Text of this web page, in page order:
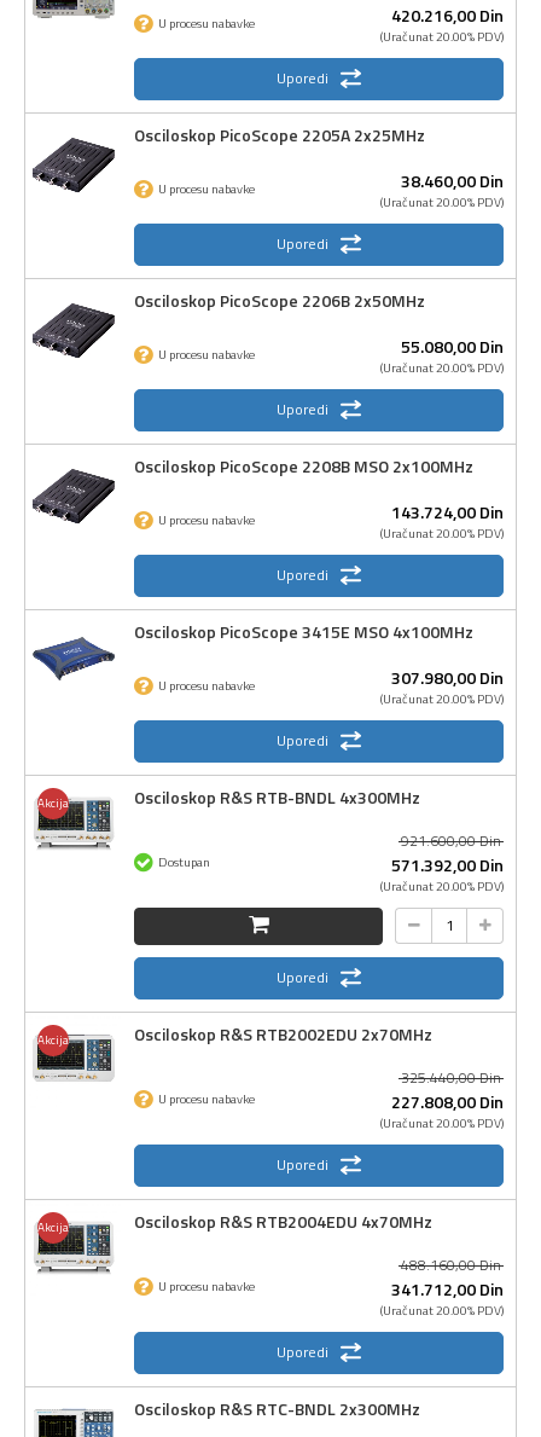
420.216,00Din
(Uračunat 20.00% PDV)
U procesu nabavke
Uporedi
Osciloskop PicoScope 2205A 2x25MHz
38.460,00Din
(Uračunat 20.00% PDV)
U procesu nabavke
Uporedi
Osciloskop PicoScope 2206B 2x50MHz
55.080,00Din
(Uračunat 20.00% PDV)
U procesu nabavke
Uporedi
Osciloskop PicoScope 2208B MSO 2x100MHz
143.724,00Din
(Uračunat 20.00% PDV)
U procesu nabavke
Uporedi
Osciloskop PicoScope 3415E MSO 4x100MHz
307.980,00Din
(Uračunat 20.00% PDV)
U procesu nabavke
Uporedi
Akcija Osciloskop R&S RTB-BNDL 4x300MHz
921.600,00Din
571.392,00Din
(Uračunat 20.00% PDV)
Dostupan
Uporedi
Akcija Osciloskop R&S RTB2002EDU 2x70MHz
325.440,00Din
227.808,00Din
(Uračunat 20.00% PDV)
U procesu nabavke
Uporedi
Akcija Osciloskop R&S RTB2004EDU 4x70MHz
488.160,00Din
341.712,00Din
(Uračunat 20.00% PDV)
U procesu nabavke
Uporedi
Osciloskop R&S RTC-BNDL 2x300MHz